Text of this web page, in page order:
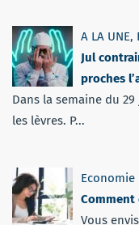
A LA UNE,
Jul
proches
Dans la semaine du
les lèvres. P...
Economie
Comment
Vous